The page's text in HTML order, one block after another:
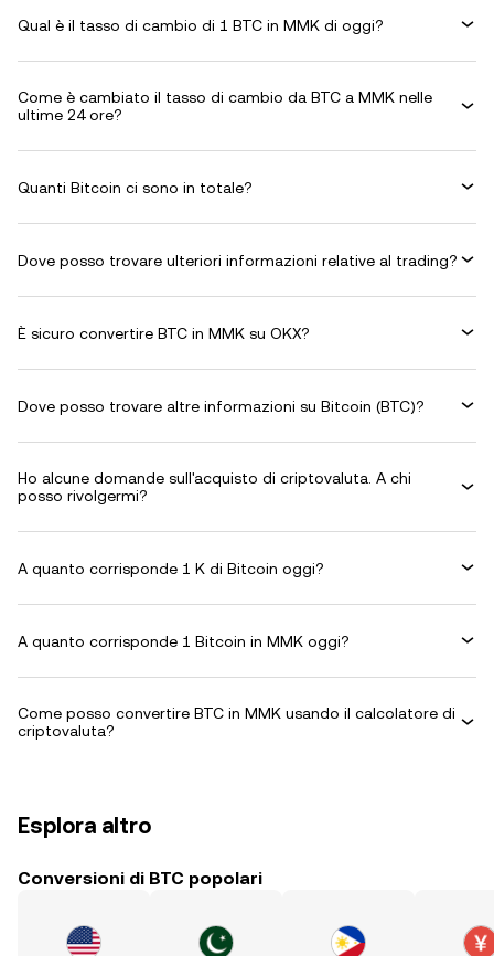
Qual è il tasso di cambio di 1 BTC in MMK di oggi?
Come è cambiato il tasso di cambio da BTC a MMK nelle
ultime 24 ore?
Quanti Bitcoin ci sono in totale?
Dove posso trovare ulteriori informazioni relative al trading?
È sicuro convertire BTC in MMK su OKX?
Dove posso trovare altre informazioni su Bitcoin (BTC)?
Ho alcune domande sull'acquisto di criptovaluta. A chi
posso rivolgermi?
A quanto corrisponde 1 K di Bitcoin oggi?
A quanto corrisponde 1 Bitcoin in MMK oggi?
Come posso convertire BTC in MMK usando il calcolatore di
criptovaluta?
Esplora altro
Conversioni di BTC popolari